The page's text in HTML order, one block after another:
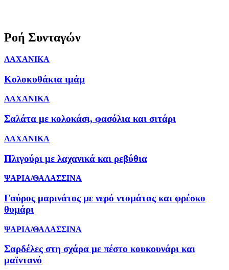
Ροή Συνταγών
ΛΑΧΑΝΙΚΑ
Κολοκυθάκια ιμάμ
ΛΑΧΑΝΙΚΑ
Σαλάτα με κολοκάσι, φασόλια και σιτάρι
ΛΑΧΑΝΙΚΑ
Πλιγούρι με λαχανικά και ρεβύθια
ΨΑΡΙΑ/ΘΑΛΑΣΣΙΝΑ
Γαύρος μαρινάτος με νερό ντομάτας και φρέσκο
θυμάρι
ΨΑΡΙΑ/ΘΑΛΑΣΣΙΝΑ
Σαρδέλες στη σχάρα με πέστο κουκουνάρι και
μαϊντανό